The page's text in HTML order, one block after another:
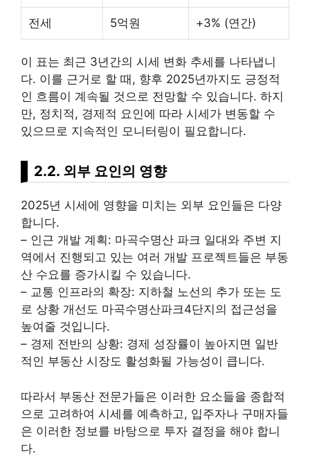
전세 5억원 +3% (연간)
이 표는 최근 3년간의 시세 변화 추세를 나타냅니
다. 이를 근거로 할 때, 향후 2025년까지도 긍정적
인 흐름이 계속될 것으로 전망할 수 있습니다. 하지
만, 정치적, 경제적 요인에 따라 시세가 변동할 수
있으므로 지속적인 모니터링이 필요합니다.
2.2. 외부 요인의 영향
2025년 시세에 영향을 미치는 외부 요인들은 다양
합니다.
– 인근 개발 계획: 마곡수명산 파크 일대와 주변 지
역에서 진행되고 있는 여러 개발 프로젝트들은 부동
산 수요를 증가시킬 수 있습니다.
– 교통 인프라의 확장: 지하철 노선의 추가 또는 도
로 상황 개선도 마곡수명산파크4단지의 접근성을
높여줄 것입니다.
– 경제 전반의 상황: 경제 성장률이 높아지면 일반
적인 부동산 시장도 활성화될 가능성이 큽니다.
따라서 부동산 전문가들은 이러한 요소들을 종합적
으로 고려하여 시세를 예측하고, 입주자나 구매자들
은 이러한 정보를 바탕으로 투자 결정을 해야 합니
다.